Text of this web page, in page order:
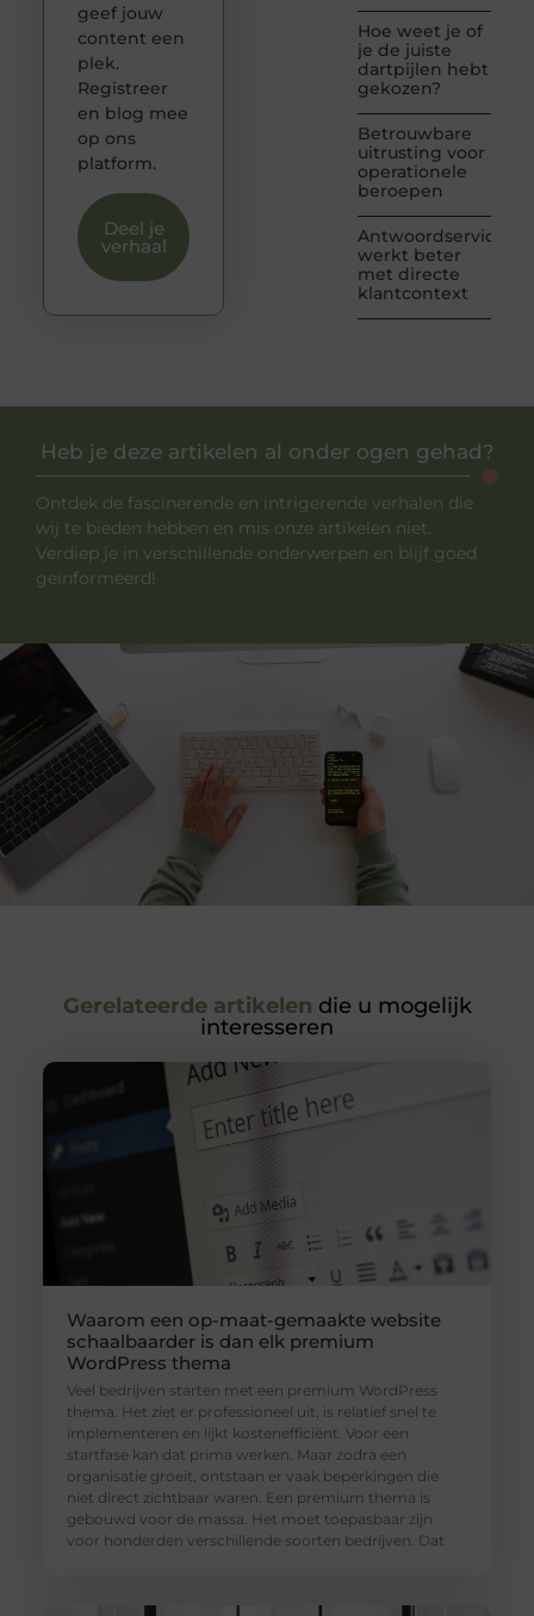
Hoe weet je of
je de juiste
dartpijlen hebt
gekozen?
Betrouwbare
uitrusting voor
operationele
beroepen
Antwoordservice
werkt beter
met directe
klantcontext
geef jouw
content een
plek.
Registreer
en blog mee
op ons
platform.
Deel je
verhaal
Heb je deze artikelen al onder ogen gehad?
Ontdek de fascinerende en intrigerende verhalen die
wij te bieden hebben en mis onze artikelen niet.
Verdiep je in verschillende onderwerpen en blijf goed
geïnformeerd!
Gerelateerde artikelen die u mogelijk
interesseren
Waarom een op-maat-gemaakte website
schaalbaarder is dan elk premium
WordPress thema
Veel bedrijven starten met een premium WordPress
thema. Het ziet er professioneel uit, is relatief snel te
implementeren en lijkt kostenefficiënt. Voor een
startfase kan dat prima werken. Maar zodra een
organisatie groeit, ontstaan er vaak beperkingen die
niet direct zichtbaar waren. Een premium thema is
gebouwd voor de massa. Het moet toepasbaar zijn
voor honderden verschillende soorten bedrijven. Dat